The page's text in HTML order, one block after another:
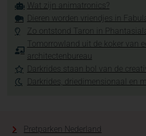
Wat zijn animatronics?
Dieren worden vriendjes in
Zo ontstond Taron in
Tomorrowland uit de koker van
architectenbureau
Darkrides staan bol van de
Darkrides, driedimensionaal en
Pretparken Nederland